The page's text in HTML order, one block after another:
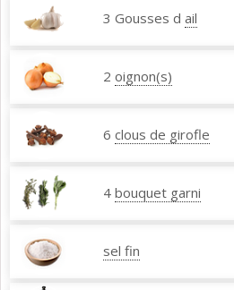
3 Gousses d ail
2 oignon(s)
6 clous de girofle
4 bouquet garni
sel fin